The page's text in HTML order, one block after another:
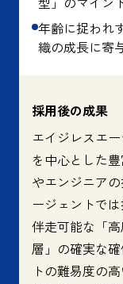
年齢に捉われ
織の成長に寄
採用後の成果
エイジレスエ
を中心とした
やエンジニア
ージェントで
伴走可能な「
層」の確実な
トの難易度の